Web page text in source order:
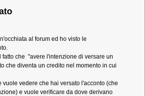
al forum ed ho visto le
fatto che "avere l'intenzione di versare un
che diventa un credito nel momento in cui
vuole vedere che hai versato l'acconto (che
e vuole verificare da dove derivano